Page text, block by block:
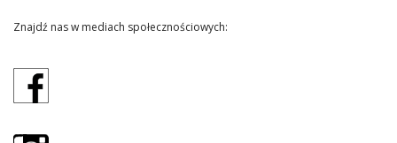
Znajdź nas w mediach społecznościowych: